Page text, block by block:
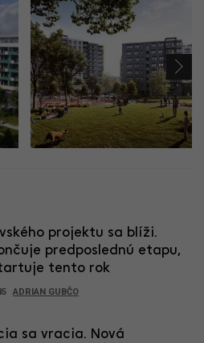
projektu sa blíži.
predposlednú etapu,
tento rok
ADRIAN GUBČO
sa vracia. Nová